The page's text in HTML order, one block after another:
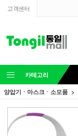
고객센터
카테고리
양압기ㆍ마스크ㆍ소모품